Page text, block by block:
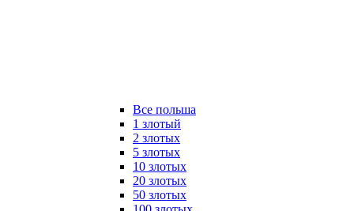
Все польша
1 злотый
2 злотых
5 злотых
10 злотых
20 злотых
50 злотых